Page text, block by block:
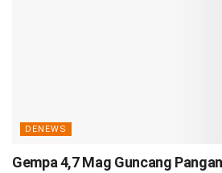
DENEWS
Gempa 4,7 Mag Guncang